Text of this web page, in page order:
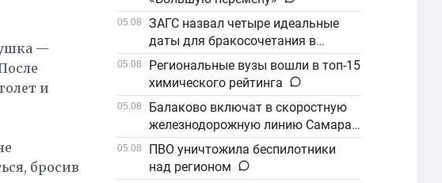
—
и
бросив
05.08
ЗАГС назвал четыре идеальные
даты для бракосочетания в
сентябре
05.08
Региональные вузы вошли в топ-15
химического рейтинга
05.08
Балаково включат в скоростную
железнодорожную линию Самара–
Саратов
05.08
ПВО уничтожила беспилотники
над регионом